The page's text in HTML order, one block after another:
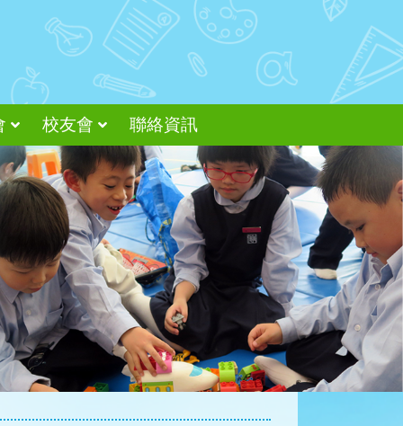
校友會 聯絡資訊